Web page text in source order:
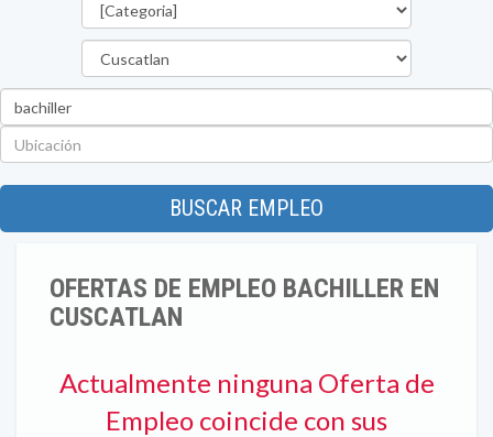
BUSCAR EMPLEO
OFERTAS DE EMPLEO BACHILLER EN
CUSCATLAN
Actualmente ninguna Oferta de
Empleo coincide con sus